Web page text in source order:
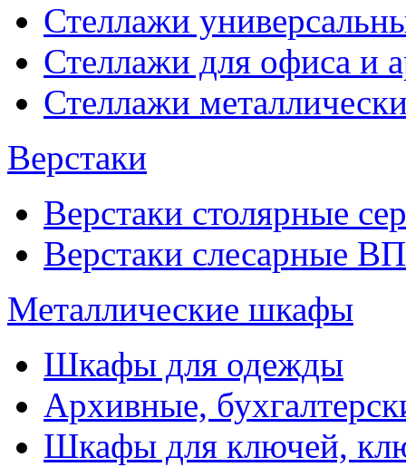
Стеллажи
Стеллажи для офиса и
Стеллажи
Верстаки
Верстаки столярные
Верстаки слесарные ВП
Металлические шкафы
Шкафы для одежды
Архивные,
Шкафы для ключей,